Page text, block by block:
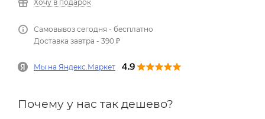
Хочу в подарок
Самовывоз сегодня - бесплатно
Доставка завтра - 390 ₽
Мы на Яндекс.Маркет
Почему у нас так дешево?